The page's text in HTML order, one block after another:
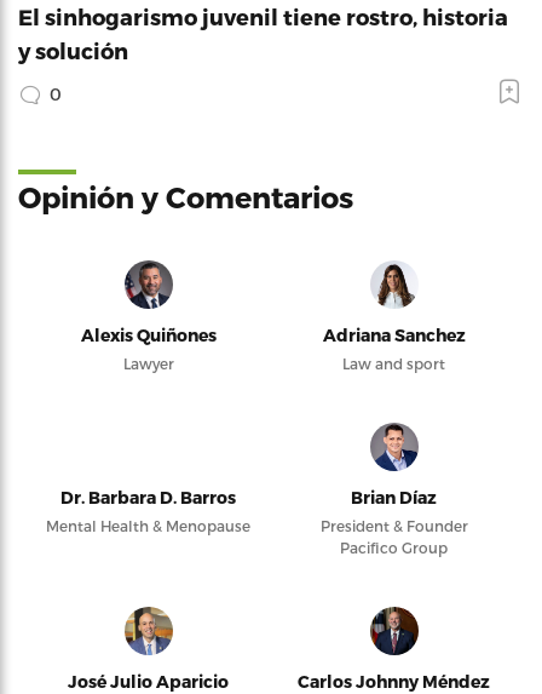
El sinhogarismo juvenil tiene rostro, historia
y solución
0
Opinión y Comentarios
Alexis Quiñones
Lawyer
Adriana Sanchez
Law and sport
Dr. Barbara D. Barros
Mental Health & Menopause
Brian Díaz
President & Founder
Pacifico Group
José Julio Aparicio
Carlos Johnny Méndez